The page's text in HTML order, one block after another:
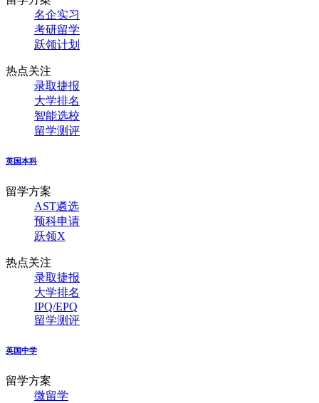
名企实习
考研留学
跃领计划
热点关注
录取捷报
大学排名
智能选校
留学测评
英国本科
留学方案
AST遴选
预科申请
跃领X
热点关注
录取捷报
大学排名
IPQ/EPQ
留学测评
英国中学
留学方案
微留学